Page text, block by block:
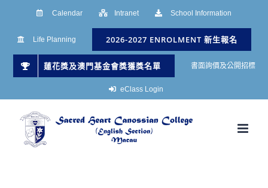
Calendar Intranet School Information
Life Planning 2026-2027 ENROLMENT 新生報名
蓮花獎及澳門基金會獎獲獎名單 書面詢價及公開招標
eClass Login